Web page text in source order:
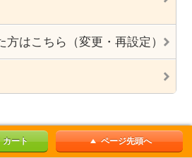
はこちら（変更・再設定）
カート ページ先頭へ